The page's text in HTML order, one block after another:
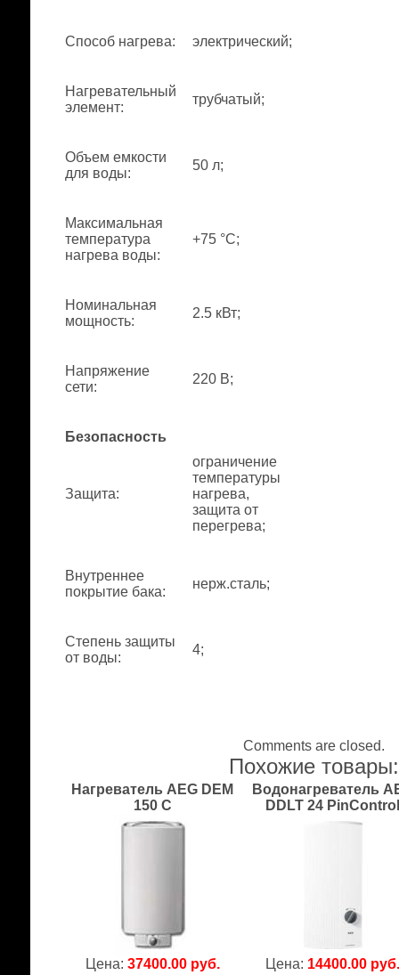
Способ нагрева: электрический;
Нагревательный
элемент:
трубчатый;
Объем емкости
для воды:
50 л;
Максимальная
температура
нагрева воды:
+75 °С;
Номинальная
мощность:
2.5 кВт;
Напряжение
сети:
220 В;
Безопасность
Защита:
ограничение
температуры
нагрева,
защита от
перегрева;
Внутреннее
покрытие бака:
нерж.сталь;
Степень защиты
от воды:
4;
Comments are closed.
Похожие товары:
Нагреватель AEG DEM
150 C
Цена: 37400.00 руб.
Водонагреватель
DDLT 24
Цена: 14400.00